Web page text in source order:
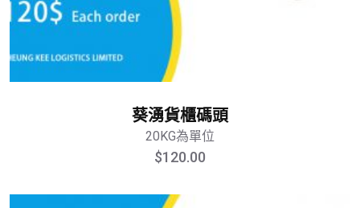
葵湧貨櫃碼頭
20KG為單位
$120.00